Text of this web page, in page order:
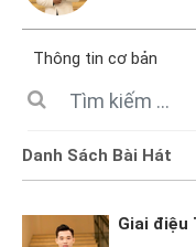
Thể
Nghệ
Mại
Thông tin cơ bản
Danh Sách Bài Hát
Giai điệu